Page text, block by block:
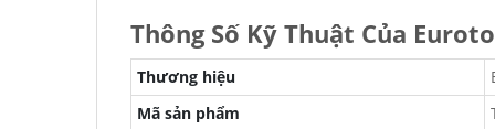
Thông Số Kỹ Thuật Của
Thương hiệu
Mã sản phẩm